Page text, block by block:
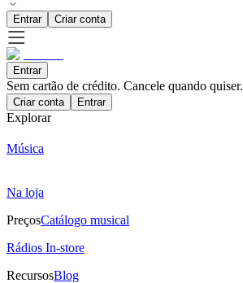
Entrar Criar conta
Entrar
Sem cartão de crédito. Cancele quando quiser.
Criar conta Entrar
Explorar
Música
Na loja
PreçosCatálogo musical
Rádios In-store
RecursosBlog